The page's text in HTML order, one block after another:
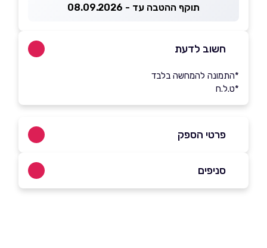
תוקף ההטבה עד - 08.09.2026
חשוב לדעת
*התמונה להמחשה בלבד
*ט.ל.ח
פרטי הספק
בפייסבוק
סניפים